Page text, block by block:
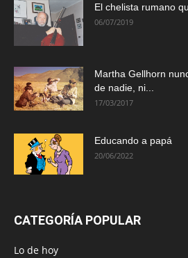
El chelista rumano
06/07/2019
Martha Gellhorn
de nadie, ni...
17/03/2017
Educando a papá
20/06/2022
CATEGORÍA POPULAR
Lo de hoy